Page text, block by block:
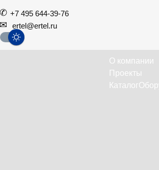
+7 495 644-39-76
ertel@ertel.ru
О компании
Проекты
Каталог